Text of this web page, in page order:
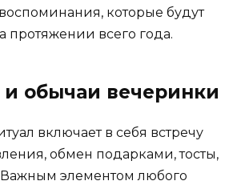
которые будут
протяжении всего года.
обычаи вечеринки
включает в себя встречу
обмен подарками, тосты,
элементом любого